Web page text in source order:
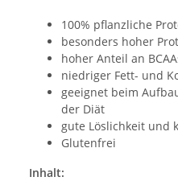
100% pflanzliche
besonders hoher
hoher Anteil an
niedriger Fett- und
geeignet beim
der Diät
gute Löslichkeit und
Glutenfrei
Inhalt: